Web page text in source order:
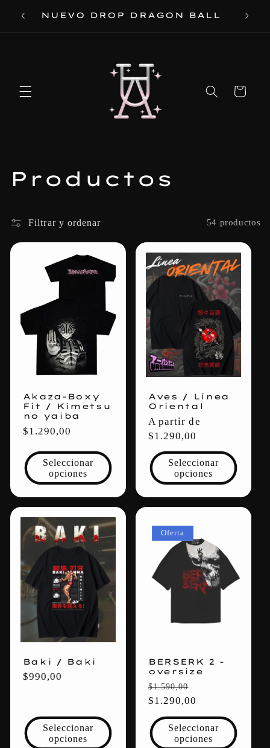
directamenteNUEVO DROP DRAGON BALL
Carrito
C
l
e
c
Productos
Filtrar y ordenar 54 productos
Akaza-Boxy
Fit / Kimetsu
no yaiba
Precio
$1.290,00
Seleccionar
opciones
Aves / Línea
Oriental
Precio
habitual
A partir de
$1.290,00
Seleccionar
opciones
Baki / Baki
Precio
$990,00
Seleccionar
opciones
Oferta
BERSERK 2 -
oversize
Precio
habitual
$1.590,00
de
oferta
$1.290,00
Seleccionar
opciones